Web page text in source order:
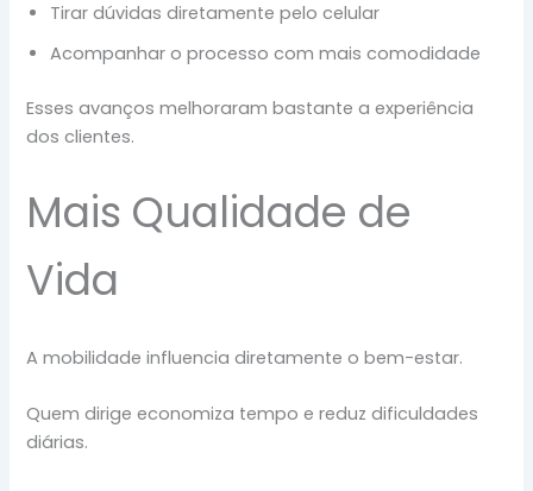
Tirar dúvidas diretamente pelo celular
Acompanhar o processo com mais comodidade
Esses avanços melhoraram bastante a experiência
dos clientes.
Mais Qualidade de
Vida
A mobilidade influencia diretamente o bem-estar.
Quem dirige economiza tempo e reduz dificuldades
diárias.